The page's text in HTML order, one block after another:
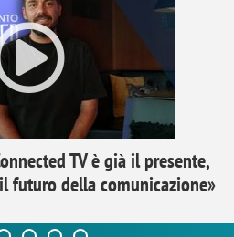
TV è già il presente,
futuro della comunicazione»